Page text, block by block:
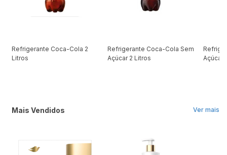
Refrigerante Coca-Cola 2
Litros
Refrigerante Coca-Cola Sem
Açúcar 2 Litros
Açúcar
Ver mais
Mais Vendidos